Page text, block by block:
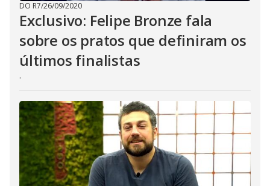
DO R7/26/09/2020
Exclusivo: Felipe Bronze fala
sobre os pratos que definiram os
últimos finalistas
.